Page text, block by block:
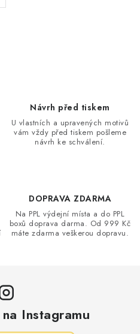
Návrh před tiskem
U vlastních a upravených motivů
vám vždy před tiskem pošleme
návrh ke schválení.
DOPRAVA ZDARMA
Na PPL výdejní místa a do PPL
boxů doprava darma. Od 999 Kč
máte zdarma veškerou dopravu.
Instagramu